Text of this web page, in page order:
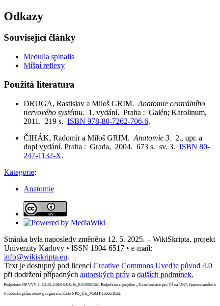
Odkazy
Související články
Medulla spinalis
Míšní reflexy
Použitá literatura
DRUGA, Rastislav a Miloš GRIM. Anatomie centrálního
nervového systému. 1. vydání. Praha : Galén; Karolinum,
2011. 219 s. ISBN 978-80-7262-706-6.
ČIHÁK, Radomír a Miloš GRIM. Anatomie 3. 2., upr. a
dopl vydání. Praha : Grada, 2004. 673 s. sv. 3. ISBN 80-
247-1132-X.
Kategorie:
Anatomie
Stránka byla naposledy změněna 12. 5. 2025. – WikiSkripta, projekt
Univerzity Karlovy • ISSN 1804-6517 • e-mail:
info@wikiskripta.eu.
Text je dostupný pod licencíCreative Commons Uveďte původ 4.0
při dodržení případných autorských práv a dalších podmínek.
Podpořeno OP VVV č. CZ.02.2.69/0.0/0.0/16_015/0002362. Podpořeno z projektu „Transformace pro VŠ na UK“, financovaného z
Národního plánu obnovy, registrační číslo NPO_UK_MSMT-16602/2022.